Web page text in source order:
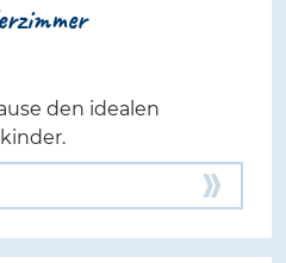
den idealen